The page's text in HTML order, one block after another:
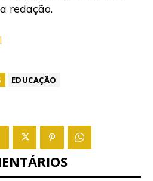
redação.
EDUCAÇÃO